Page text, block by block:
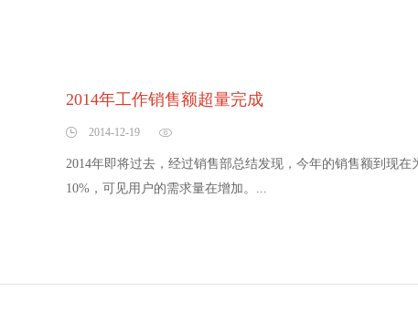
2014年工作销售额超量完成
2014-12-19
2014年即将过去，经过销售部总结发现，今年的销售额到现
10%，可见用户的需求量在增加。...